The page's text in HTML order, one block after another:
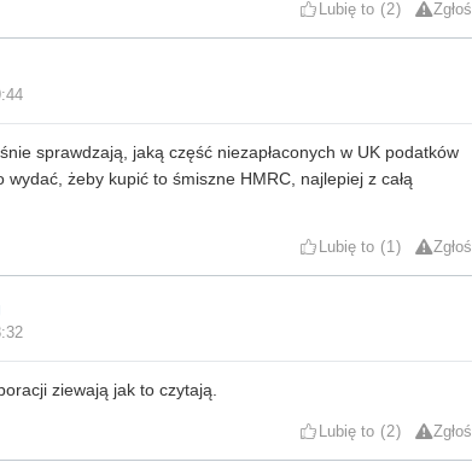
Lubię to 2 Zgłoś
sprawdzają, jaką część niezapłaconych w UK podatków
wydać, żeby kupić to śmiszne HMRC, najlepiej z całą
Lubię to 1 Zgłoś
ziewają jak to czytają.
Lubię to 2 Zgłoś